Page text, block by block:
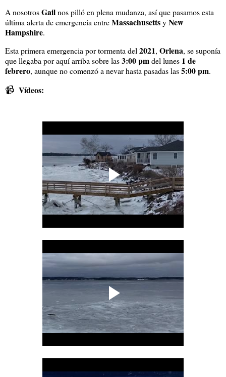
A nosotrosGailnos pilló en plena mudanza, así que pasamos esta
última alerta de emergencia entreMassachusettsyNew
Hampshire.
Esta primera emergencia por tormenta del 2021, Orlena, se suponía
que llegaba por aquí arriba sobre las3:00 pmdel lunes 1 de
febrero, aunque no comenzó a nevar hasta pasadas las5:00 pm.
📹 Vídeos: